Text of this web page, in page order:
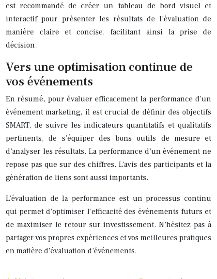
est recommandé de créer un tableau de bord visuel et
interactif pour présenter les résultats de l’évaluation de
manière claire et concise, facilitant ainsi la prise de
décision.
Vers une optimisation continue de
vos événements
En résumé, pour évaluer efficacement la performance d’un
événement marketing, il est crucial de définir des objectifs
SMART, de suivre les indicateurs quantitatifs et qualitatifs
pertinents, de s’équiper des bons outils de mesure et
d’analyser les résultats. La performance d’un événement ne
repose pas que sur des chiffres. L’avis des participants et la
génération de liens sont aussi importants.
L’évaluation de la performance est un processus continu
qui permet d’optimiser l’efficacité des événements futurs et
de maximiser le retour sur investissement. N’hésitez pas à
partager vos propres expériences et vos meilleures pratiques
en matière d’évaluation d’événements.